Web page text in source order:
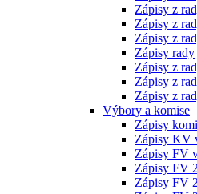
Zápisy z
Zápisy z
Zápisy z
Zápisy rady
Zápisy z
Zápisy z
Zápisy z
Výbory a komise
Zápisy
Zápisy KV
Zápisy FV
Zápisy FV
Zápisy FV